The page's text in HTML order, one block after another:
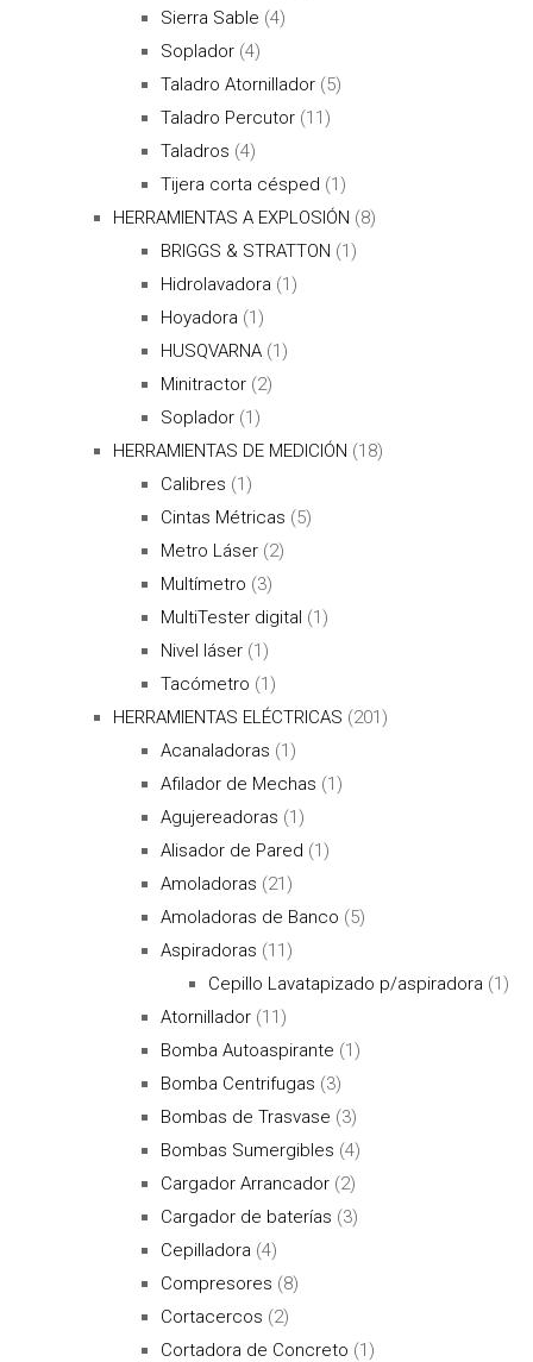
Sierra Sable (4)
Soplador (4)
Taladro Atornillador (5)
Taladro Percutor (11)
Taladros (4)
Tijera corta césped (1)
HERRAMIENTAS A EXPLOSIÓN (8)
BRIGGS & STRATTON (1)
Hidrolavadora (1)
Hoyadora (1)
HUSQVARNA (1)
Minitractor (2)
Soplador (1)
HERRAMIENTAS DE MEDICIÓN (18)
Calibres (1)
Cintas Métricas (5)
Metro Láser (2)
Multímetro (3)
MultiTester digital (1)
Nivel láser (1)
Tacómetro (1)
HERRAMIENTAS ELÉCTRICAS (201)
Acanaladoras (1)
Afilador de Mechas (1)
Agujereadoras (1)
Alisador de Pared (1)
Amoladoras (21)
Amoladoras de Banco (5)
Aspiradoras (11)
Cepillo Lavatapizado p/aspiradora (1)
Atornillador (11)
Bomba Autoaspirante (1)
Bomba Centrifugas (3)
Bombas de Trasvase (3)
Bombas Sumergibles (4)
Cargador Arrancador (2)
Cargador de baterías (3)
Cepilladora (4)
Compresores (8)
Cortacercos (2)
Cortadora de Concreto (1)